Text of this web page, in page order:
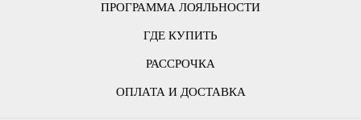
ПРОГРАММА ЛОЯЛЬНОСТИ
ГДЕ КУПИТЬ
РАССРОЧКА
ОПЛАТА И ДОСТАВКА